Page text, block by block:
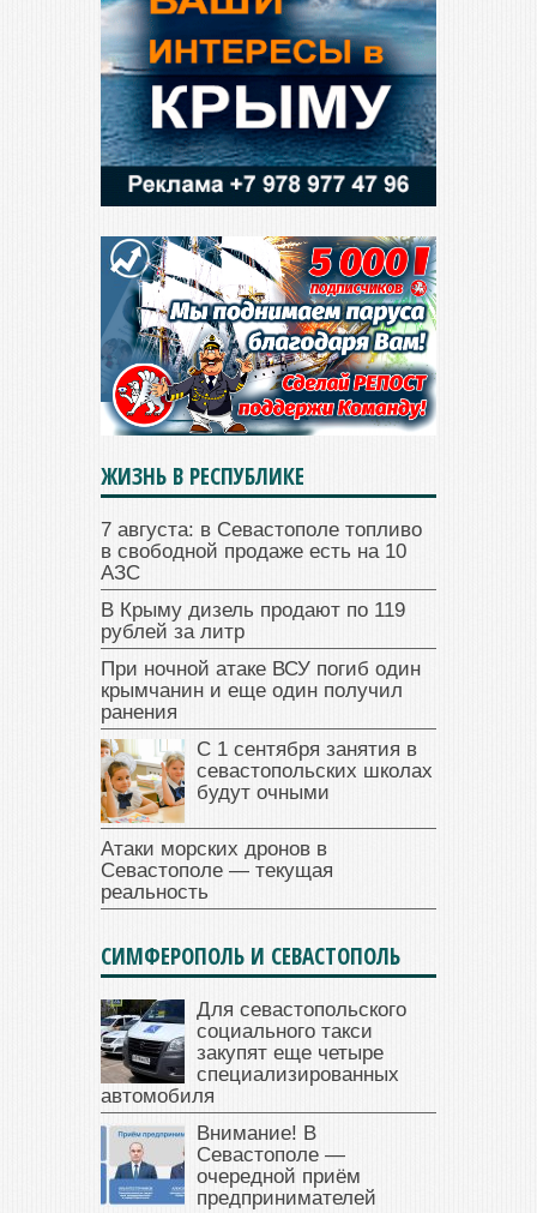
ЖИЗНЬ В РЕСПУБЛИКЕ
7 августа: в Севастополе топливо
в свободной продаже есть на 10
АЗС
В Крыму дизель продают по 119
рублей за литр
При ночной атаке ВСУ погиб один
крымчанин и еще один получил
ранения
С 1 сентября занятия в
севастопольских школах
будут очными
Атаки морских дронов в
Севастополе — текущая
реальность
СИМФЕРОПОЛЬ И СЕВАСТОПОЛЬ
Для севастопольского
социального такси
закупят еще четыре
специализированных
автомобиля
Внимание! В
Севастополе —
очередной приём
предпринимателей